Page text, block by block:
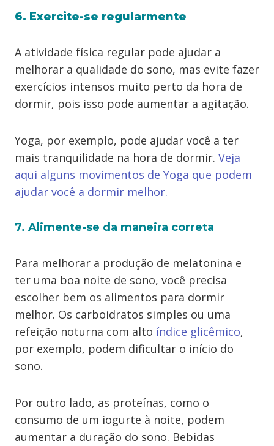
6. Exercite-se regularmente
A atividade física regular pode ajudar a
melhorar a qualidade do sono, mas evite fazer
exercícios intensos muito perto da hora de
dormir, pois isso pode aumentar a agitação.
Yoga, por exemplo, pode ajudar você a ter
mais tranquilidade na hora de dormir. Veja
aqui alguns movimentos de Yoga que podem
ajudar você a dormir melhor.
7. Alimente-se da maneira correta
Para melhorar a produção de melatonina e
ter uma boa noite de sono, você precisa
escolher bem os alimentos para dormir
melhor. Os carboidratos simples ou uma
refeição noturna com alto índice glicêmico,
por exemplo, podem dificultar o início do
sono.
Por outro lado, as proteínas, como o
consumo de um iogurte à noite, podem
aumentar a duração do sono. Bebidas